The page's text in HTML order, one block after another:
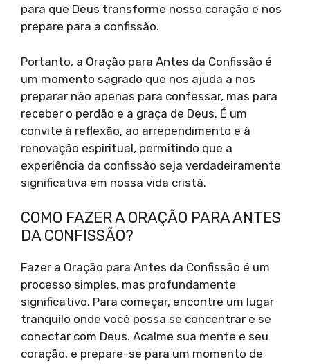
para que Deus transforme nosso coração e nos
prepare para a confissão.
Portanto, a Oração para Antes da Confissão é
um momento sagrado que nos ajuda a nos
preparar não apenas para confessar, mas para
receber o perdão e a graça de Deus. É um
convite à reflexão, ao arrependimento e à
renovação espiritual, permitindo que a
experiência da confissão seja verdadeiramente
significativa em nossa vida cristã.
COMO FAZER A ORAÇÃO PARA ANTES
DA CONFISSÃO?
Fazer a Oração para Antes da Confissão é um
processo simples, mas profundamente
significativo. Para começar, encontre um lugar
tranquilo onde você possa se concentrar e se
conectar com Deus. Acalme sua mente e seu
coração, e prepare-se para um momento de